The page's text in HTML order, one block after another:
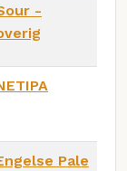
-
Pale